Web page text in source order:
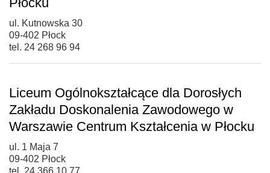
ul. Kutnowska 30
09-402 Płock
tel. 24 268 96 94
Liceum Ogólnokształcące dla Dorosłych
Zakładu Doskonalenia Zawodowego w
Warszawie Centrum Kształcenia w Płocku
ul. 1 Maja 7
09-402 Płock
tel. 24 366 10 77